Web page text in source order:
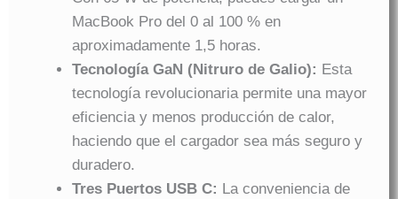
MacBook Pro del 0 al 100 % en
aproximadamente 1,5 horas.
Tecnología GaN (Nitruro de Galio): Esta
tecnología revolucionaria permite una mayor
eficiencia y menos producción de calor,
haciendo que el cargador sea más seguro y
duradero.
Tres Puertos USB C: La conveniencia de